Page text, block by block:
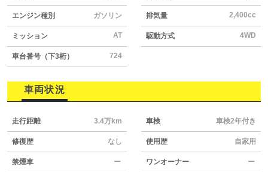
エンジン種別 ガソリン 排気量 2,400cc
ミッション AT 駆動方式 4WD
車台番号（下3桁） 724
車両状況
走行距離 3.4万km 車検 車検2年付き
修復歴 なし 使用歴 自家用
禁煙車 ー ワンオーナー ー